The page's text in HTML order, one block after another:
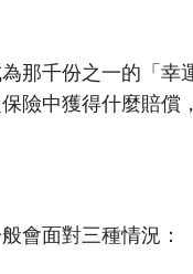
那千份之一的「幸
險中獲得什麼賠償
會面對三種情況：